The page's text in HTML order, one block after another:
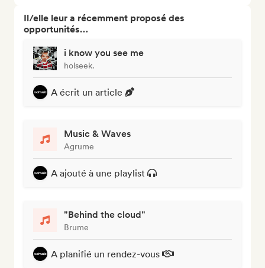
Il/elle leur a récemment proposé des
opportunités…
i know you see me
holseek.
A écrit un article
Music & Waves
Agrume
A ajouté à une playlist
"Behind the cloud"
Brume
A planifié un rendez-vous